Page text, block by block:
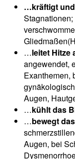
…kräftigt
…leitet Hitze
angewendet,
Exanthemen,
Augen,
…kühlt das
…bewegt
Augen, bei